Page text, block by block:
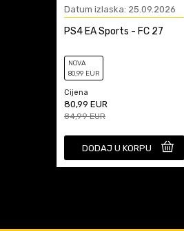
Datum izlaska: 25.09.2026
PS4 EA Sports - FC 27
NOVA
80,99 EUR
Cijena
80,99 EUR
84,99EUR
DODAJ U KORPU